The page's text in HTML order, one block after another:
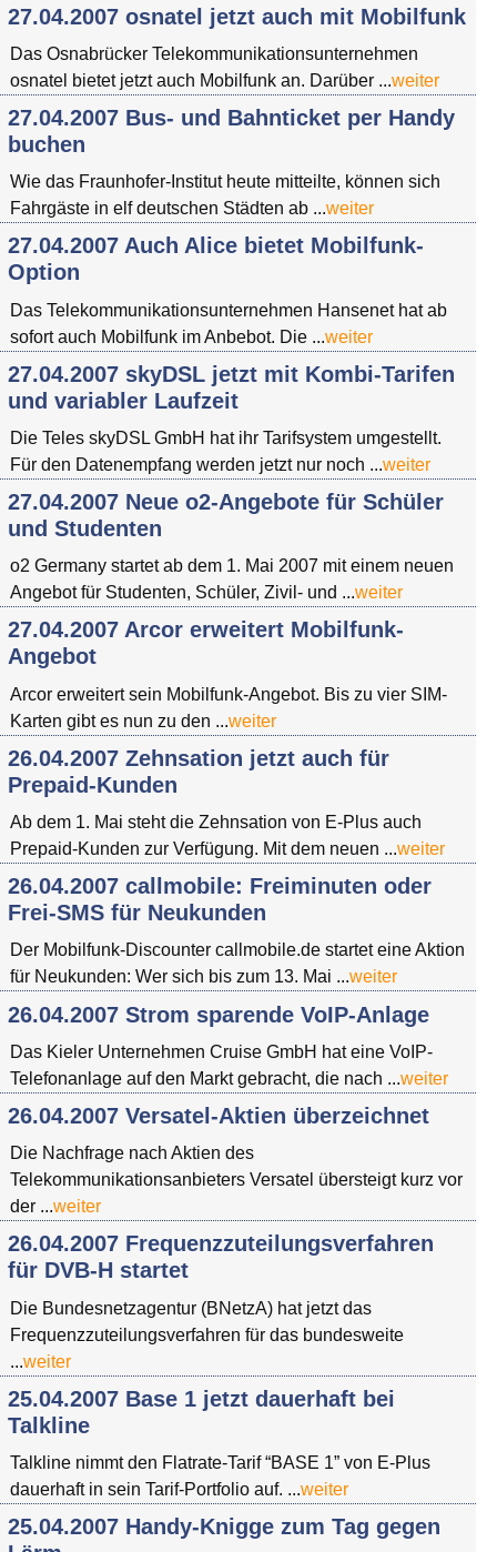
27.04.2007 osnatel jetzt auch mit Mobilfunk
Das Osnabrücker Telekommunikationsunternehmen
osnatel bietet jetzt auch Mobilfunk an. Darüber ...weiter
27.04.2007 Bus- und Bahnticket per Handy
buchen
Wie das Fraunhofer-Institut heute mitteilte, können sich
Fahrgäste in elf deutschen Städten ab ...weiter
27.04.2007 Auch Alice bietet Mobilfunk-
Option
Das Telekommunikationsunternehmen Hansenet hat ab
sofort auch Mobilfunk im Anbebot. Die ...weiter
27.04.2007 skyDSL jetzt mit Kombi-Tarifen
und variabler Laufzeit
Die Teles skyDSL GmbH hat ihr Tarifsystem umgestellt.
Für den Datenempfang werden jetzt nur noch ...weiter
27.04.2007 Neue o2-Angebote für Schüler
und Studenten
o2 Germany startet ab dem 1. Mai 2007 mit einem neuen
Angebot für Studenten, Schüler, Zivil- und ...weiter
27.04.2007 Arcor erweitert Mobilfunk-
Angebot
Arcor erweitert sein Mobilfunk-Angebot. Bis zu vier SIM-
Karten gibt es nun zu den ...weiter
26.04.2007 Zehnsation jetzt auch für
Prepaid-Kunden
Ab dem 1. Mai steht die Zehnsation von E-Plus auch
Prepaid-Kunden zur Verfügung. Mit dem neuen ...weiter
26.04.2007 callmobile: Freiminuten oder
Frei-SMS für Neukunden
Der Mobilfunk-Discounter callmobile.de startet eine Aktion
für Neukunden: Wer sich bis zum 13. Mai ...weiter
26.04.2007 Strom sparende VoIP-Anlage
Das Kieler Unternehmen Cruise GmbH hat eine VoIP-
Telefonanlage auf den Markt gebracht, die nach ...weiter
26.04.2007 Versatel-Aktien überzeichnet
Die Nachfrage nach Aktien des
Telekommunikationsanbieters Versatel übersteigt kurz vor
der ...weiter
26.04.2007 Frequenzzuteilungsverfahren
für DVB-H startet
Die Bundesnetzagentur (BNetzA) hat jetzt das
Frequenzzuteilungsverfahren für das bundesweite
...weiter
25.04.2007 Base 1 jetzt dauerhaft bei
Talkline
Talkline nimmt den Flatrate-Tarif “BASE 1” von E-Plus
dauerhaft in sein Tarif-Portfolio auf. ...weiter
25.04.2007 Handy-Knigge zum Tag gegen